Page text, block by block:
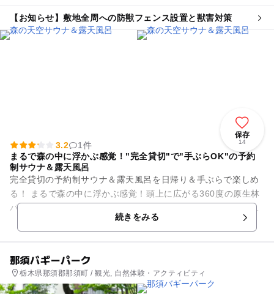
【お知らせ】敷地全周への防獣フェンス設置と獣害対策
保存
14
3.2
1件
まるで森の中に浮かぶ感覚！"完全貸切"で"手ぶらOK"の予約
制サウナ＆露天風呂
完全貸切の予約制サウナ＆露天風呂を日帰り＆手ぶらで楽しめ
る！ まるで森の中に浮かぶ感覚！頭上に広がる360度の原生林
パノラマビューを眺めて”整う”。 カップルの方にもおすすめ！
続きをみる
那須バギーパーク
栃木県那須郡那須町 / 観光, 自然体験・アクティビティ